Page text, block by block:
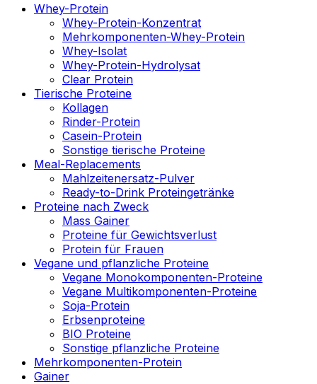
Whey-Protein
Whey-Protein-Konzentrat
Mehrkomponenten-Whey-Protein
Whey-Isolat
Whey-Protein-Hydrolysat
Clear Protein
Tierische Proteine
Kollagen
Rinder-Protein
Casein-Protein
Sonstige tierische Proteine
Meal-Replacements
Mahlzeitenersatz-Pulver
Ready-to-Drink Proteingetränke
Proteine nach Zweck
Mass Gainer
Proteine für Gewichtsverlust
Protein für Frauen
Vegane und pflanzliche Proteine
Vegane Monokomponenten-Proteine
Vegane Multikomponenten-Proteine
Soja-Protein
Erbsenproteine
BIO Proteine
Sonstige pflanzliche Proteine
Mehrkomponenten-Protein
Gainer